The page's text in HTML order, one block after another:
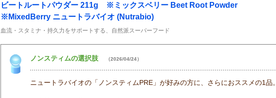
ビートルートパウダー 211g ※ミックスベリー Beet Root Powder
※MixedBerry ニュートラバイオ (Nutrabio)
血流・スタミナ・持久力をサポートする、自然派スーパーフード
ノンスティムの選択肢 （2026/04/24）
ニュートラバイオの「ノンスティムPRE」が好みの方に、さらにおススメの1品。